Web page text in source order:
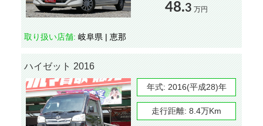
48.3 万円
取り扱い店舗: 岐阜県 | 恵那
ハイゼット 2016
年式: 2016(平成28)年
走行距離: 8.4万Km